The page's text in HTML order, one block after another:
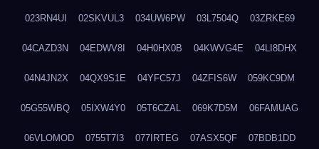
023RN4UI 02SKVUL3 034UW6PW 03L7504Q 03ZRKE69
04CAZD3N 04EDWV8I 04H0HX0B 04KWVG4E 04LI8DHX
04N4JN2X 04QX9S1E 04YFC57J 04ZFIS6W 059KC9DM
05G55WBQ 05IXW4Y0 05T6CZAL 069K7D5M 06FAMUAG
06VLOMOD 0755T7I3 077IRTEG 07ASX5QF 07BDB1DD